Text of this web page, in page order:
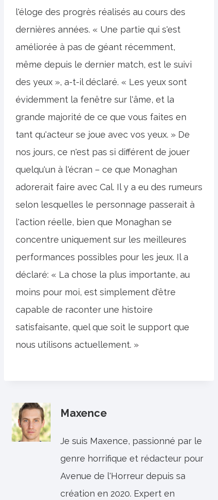
l'éloge des progrès réalisés au cours des
dernières années. « Une partie qui s'est
améliorée à pas de géant récemment,
même depuis le dernier match, est le suivi
des yeux », a-t-il déclaré. « Les yeux sont
évidemment la fenêtre sur l'âme, et la
grande majorité de ce que vous faites en
tant qu'acteur se joue avec vos yeux. » De
nos jours, ce n'est pas si différent de jouer
quelqu'un à l'écran – ce que Monaghan
adorerait faire avec Cal. Il y a eu des rumeurs
selon lesquelles le personnage passerait à
l'action réelle, bien que Monaghan se
concentre uniquement sur les meilleures
performances possibles pour les jeux. Il a
déclaré: « La chose la plus importante, au
moins pour moi, est simplement d'être
capable de raconter une histoire
satisfaisante, quel que soit le support que
nous utilisons actuellement. »
Maxence
Je suis Maxence, passionné par le
genre horrifique et rédacteur pour
Avenue de l'Horreur depuis sa
création en 2020. Expert en